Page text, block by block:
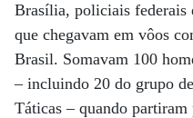
Brasília, policiais federais
que chegavam em vôos
Brasil. Somavam 100
– incluindo 20 do grupo
Táticas – quando partiram